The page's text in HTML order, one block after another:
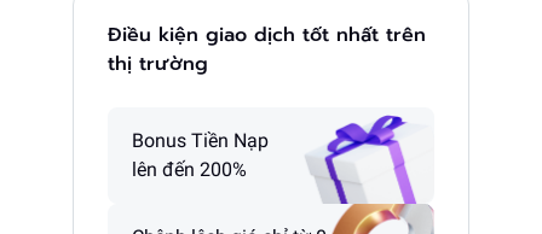
Điều kiện giao dịch tốt nhất trên
thị trường
Bonus Tiền Nạp
lên đến 200%